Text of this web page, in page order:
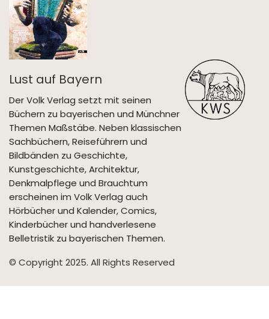
Lust auf Bayern
Der Volk Verlag setzt mit seinen
Büchern zu bayerischen und Münchner
Themen Maßstäbe. Neben klassischen
Sachbüchern, Reiseführern und
Bildbänden zu Geschichte,
Kunstgeschichte, Architektur,
Denkmalpflege und Brauchtum
erscheinen im Volk Verlag auch
Hörbücher und Kalender, Comics,
Kinderbücher und handverlesene
Belletristik zu bayerischen Themen.
© Copyright 2025. All Rights Reserved